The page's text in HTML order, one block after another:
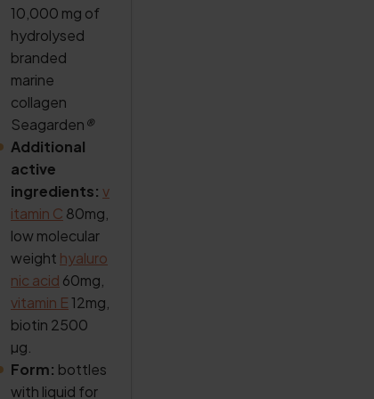
10,000 mg of
hydrolysed
branded
marine
collagen
Seagarden®
Additional
active
ingredients: v
itamin C 80mg,
low molecular
weight hyaluro
nic acid 60mg,
vitamin E12mg,
biotin 2500
µg.
Form: bottles
with liquid for